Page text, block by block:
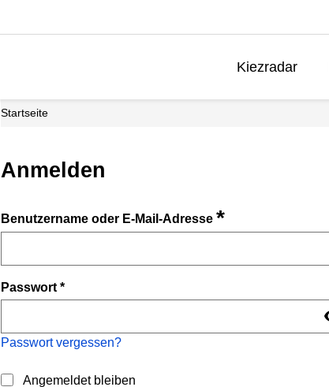
Kiezradar
Startseite
Anmelden
Benutzername oder E-Mail-Adresse*
Passwort*
Passwort vergessen?
Angemeldet bleiben